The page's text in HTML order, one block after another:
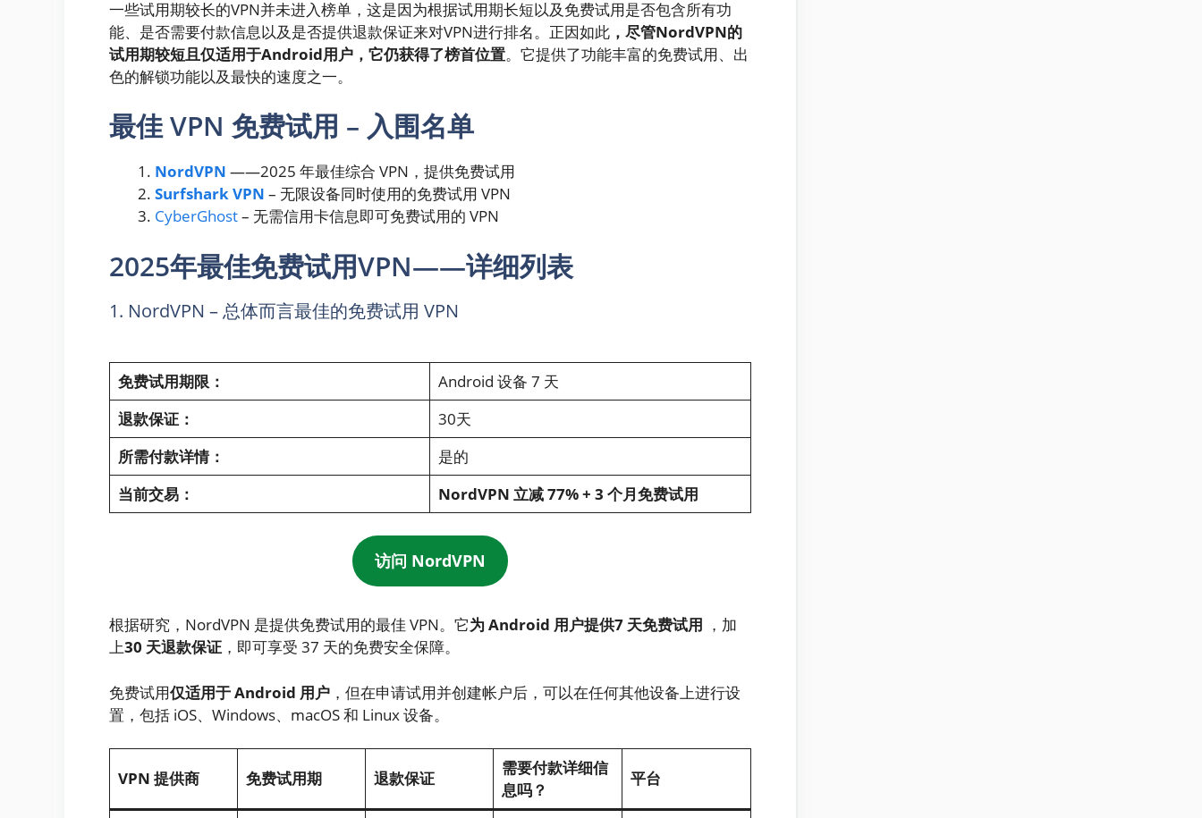
一些试用期较长的VPN并未进入榜单，这是因为根据试用期长短以及免费试用是否包含所有功
能、是否需要付款信息以及是否提供退款保证来对VPN进行排名。正因如此 ，尽管NordVPN的
试用期较短且仅适用于Android用户，它仍获得了榜首位置。它提供了功能丰富的免费试用、出
色的解锁功能以及最快的速度之一。
最佳 VPN 免费试用 – 入围名单
NordVPN ——2025 年最佳综合 VPN，提供免费试用
Surfshark VPN – 无限设备同时使用的免费试用 VPN
Cyber​​Ghost– 无需信用卡信息即可免费试用的 VPN
2025年最佳免费试用VPN——详细列表
1. NordVPN – 总体而言最佳的免费试用 VPN
免费试用期限：
Android 设备 7 天
退款保证：
30天
所需付款详情：
是的
当前交易：
NordVPN 立减 77% + 3 个月免费试用
访问 NordVPN
根据研究，NordVPN 是提供免费试用的最佳 VPN。它为 Android 用户提供7 天免费试用 ，加
上30 天退款保证 ，即可享受 37 天的免费安全保障。
免费试用仅适用于 Android 用户 ，但在申请试用并创建帐户后，可以在任何其他设备上进行设
置，包括 iOS、Windows、macOS 和 Linux 设备。
VPN 提供商 免费试用期 退款保证
需要付款详细信
息吗？
平台